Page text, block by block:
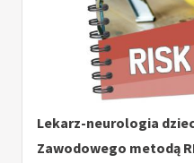
Lekarz-neurologia
Zawodowego metodą